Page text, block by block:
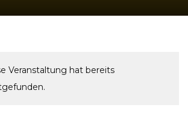
Veranstaltung hat bereits